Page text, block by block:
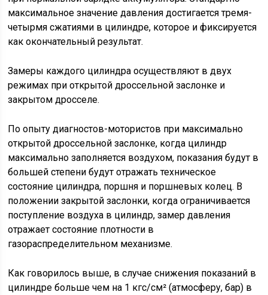
максимальное значение давления достигается тремя-
четырмя сжатиями в цилиндре, которое и фиксируется
как окончательный результат.
Замеры каждого цилиндра осуществляют в двух
режимах при открытой дроссельной заслонке и
закрытом дросселе.
По опыту диагностов-мотористов при максимально
открытой дроссельной заслонке, когда цилиндр
максимально заполняется воздухом, показания будут в
большей степени будут отражать техническое
состояние цилиндра, поршня и поршневых колец. В
положении закрытой заслонки, когда ограничивается
поступление воздуха в цилиндр, замер давления
отражает состояние плотности в
газораспределительном механизме.
Как говорилось выше, в случае снижения показаний в
цилиндре больше чем на 1 кгс/см² (атмосферу, бар) в